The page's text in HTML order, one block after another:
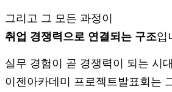
그리고 그 모든 과정이
취업 경쟁력으로 연결되는 구조입
실무 경험이 곧 경쟁력이 되는 시
이젠아카데미 프로젝트발표회는